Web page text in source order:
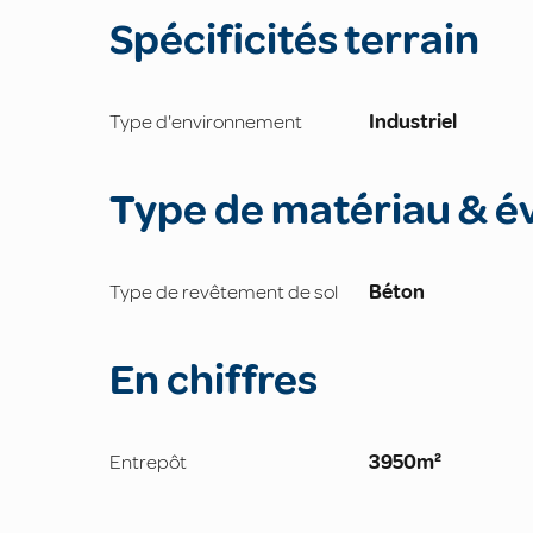
Spécificités terrain
Type d'environnement Industriel
Type de matériau &
Type de revêtement de sol Béton
En chiffres
Entrepôt 3950m²